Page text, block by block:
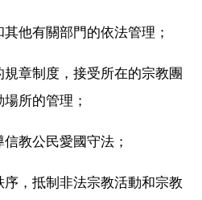
他有關部門的依法管理；
章制度，接受所在的宗教團
所的管理；
教公民愛國守法；
，抵制非法宗教活動和宗教